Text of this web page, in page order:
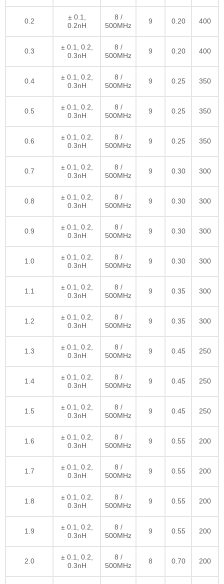
0.2
± 0.1,
0.2nH
8 /
500MHz
9 0.20 400
0.3
± 0.1, 0.2,
0.3nH
8 /
500MHz
9 0.20 400
0.4
± 0.1, 0.2,
0.3nH
8 /
500MHz
9 0.25 350
0.5
± 0.1, 0.2,
0.3nH
8 /
500MHz
9 0.25 350
0.6
± 0.1, 0.2,
0.3nH
8 /
500MHz
9 0.25 350
0.7
± 0.1, 0.2,
0.3nH
8 /
500MHz
9 0.30 300
0.8
± 0.1, 0.2,
0.3nH
8 /
500MHz
9 0.30 300
0.9
± 0.1, 0.2,
0.3nH
8 /
500MHz
9 0.30 300
1.0
± 0.1, 0.2,
0.3nH
8 /
500MHz
9 0.30 300
1.1
± 0.1, 0.2,
0.3nH
8 /
500MHz
9 0.35 300
1.2
± 0.1, 0.2,
0.3nH
8 /
500MHz
9 0.35 300
1.3
± 0.1, 0.2,
0.3nH
8 /
500MHz
9 0.45 250
1.4
± 0.1, 0.2,
0.3nH
8 /
500MHz
9 0.45 250
1.5
± 0.1, 0.2,
0.3nH
8 /
500MHz
9 0.45 250
1.6
± 0.1, 0.2,
0.3nH
8 /
500MHz
9 0.55 200
1.7
± 0.1, 0.2,
0.3nH
8 /
500MHz
9 0.55 200
1.8
± 0.1, 0.2,
0.3nH
8 /
500MHz
9 0.55 200
1.9
± 0.1, 0.2,
0.3nH
8 /
500MHz
9 0.55 200
2.0
± 0.1, 0.2,
0.3nH
8 /
500MHz
8 0.70 200